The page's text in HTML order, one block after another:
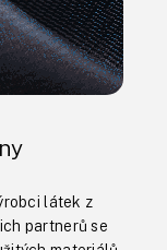
látek z
partnerů se